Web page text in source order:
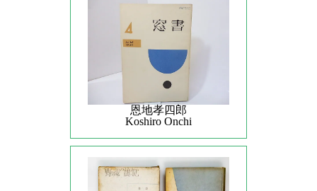
恩地孝四郎
Koshiro Onchi